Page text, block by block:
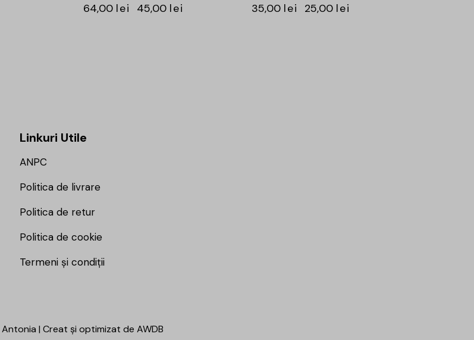
64,00 lei 45,00 lei 35,00 lei 25,00 lei
Linkuri Utile
ANPC
Politica de livrare
Politica de retur
Politica de cookie
Termeni și condiții
| Creat și optimizat de AWDB